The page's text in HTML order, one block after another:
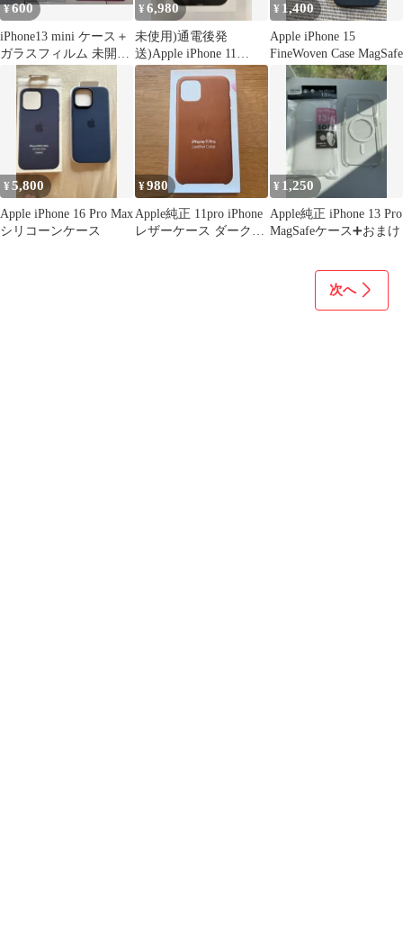
¥600
iPhone13 mini ケース＋
ガラスフィルム 未開封
新品セット
¥6,980
未使用)通電後発
送)Apple iPhone 11
ProBatteryCase
¥ 1,400
Apple iPhone 15
FineWoven Case MagSafe
¥5,800
Apple iPhone 16 Pro Max
シリコーンケース
¥980
Apple純正 11pro iPhone
レザーケース ダークブ
¥ 1,250
Apple純正 iPhone 13 Pro
MagSafeケース➕おまけ
次へ